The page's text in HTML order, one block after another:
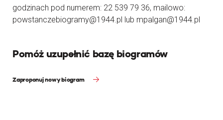
godzinach pod numerem: 22 539 79 36, mailowo:
powstanczebiogramy@1944.pl lub mpalgan@1944.pl
Pomóż uzupełnić bazę biogramów
Zaproponuj nowy biogram